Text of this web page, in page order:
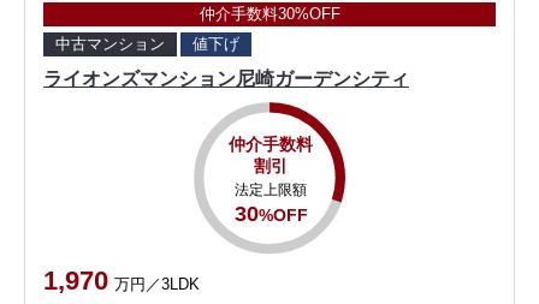
仲介手数料30%OFF
中古マンション
値下げ
ライオンズマンション尼崎ガーデンシティ
仲介手数料
割引
法定上限額
30%OFF
1,970 万円／3LDK